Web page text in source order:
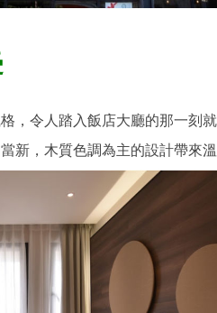
，令人踏入飯店大廳的那一刻
新，木質色調為主的設計帶來